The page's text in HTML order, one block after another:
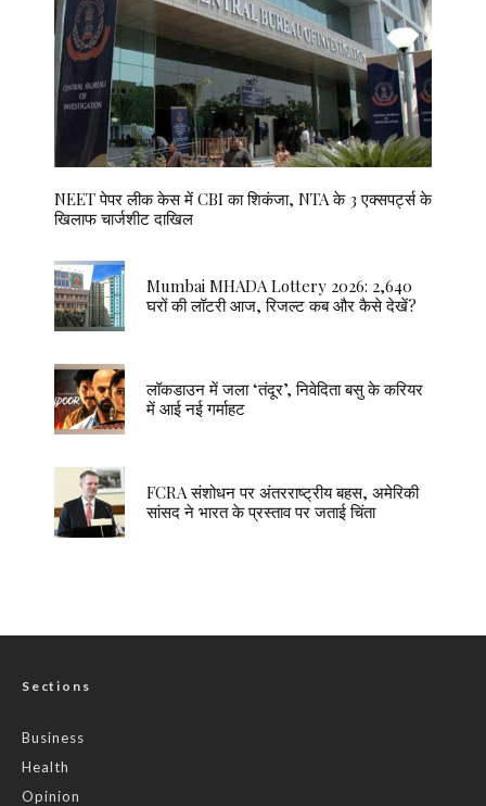
NEET पेपर लीक केस में CBI का शिकंजा, NTA के 3 एक्सपर्ट्स के
खिलाफ चार्जशीट दाखिल
Mumbai MHADA Lottery 2026: 2,640
घरों की लॉटरी आज, रिजल्ट कब और कैसे देखें?
लॉकडाउन में जला ‘तंदूर’, निवेदिता बसु के करियर
में आई नई गर्माहट
FCRA संशोधन पर अंतरराष्ट्रीय बहस, अमेरिकी
सांसद ने भारत के प्रस्ताव पर जताई चिंता
Sections
Business
Health
Opinion